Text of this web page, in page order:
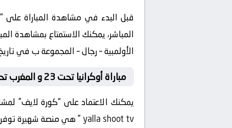
قبل البدء في مشاهدة المباراة على “
الأولمبية – رجال – المجموعة ب في تاريخ 2024-07-27 وتوقيت 18:00 ، دون الحاجة إلى الاعتماد على التلفزيون العادي أو الذهاب إلى
مباراة أوكرانيا تحت 23 و المغرب تحت 23 لايف
يمكنك الاعتماد على “كورة لايف” لمشاهدة مباراة أوكرانيا تحت 23 و المغرب تحت 23
yalla shoot tv” هي منصة شهيرة توفر